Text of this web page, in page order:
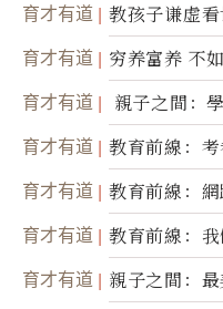
育才有道 教孩子谦虚
育才有道 穷养富养 不
育才有道 親子之間：
育才有道 教育前線：
育才有道 教育前線：
育才有道 教育前線：
育才有道 親子之間：最